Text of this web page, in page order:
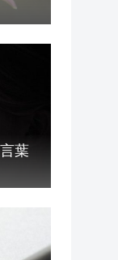
葉